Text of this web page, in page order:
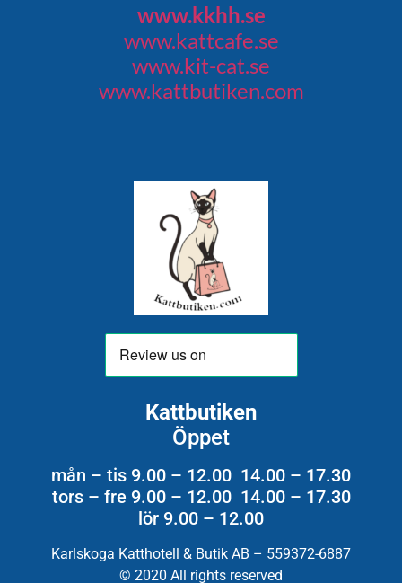
www.kkhh.se
www.kattcafe.se
www.kit-cat.se
www.kattbutiken.com
Kattbutiken
Öppet
mån – tis 9.00 – 12.00 14.00 – 17.30
tors – fre 9.00 – 12.00 14.00 – 17.30
lör 9.00 – 12.00
Karlskoga Katthotell & Butik AB – 559372-6887
© 2020 All rights reserved